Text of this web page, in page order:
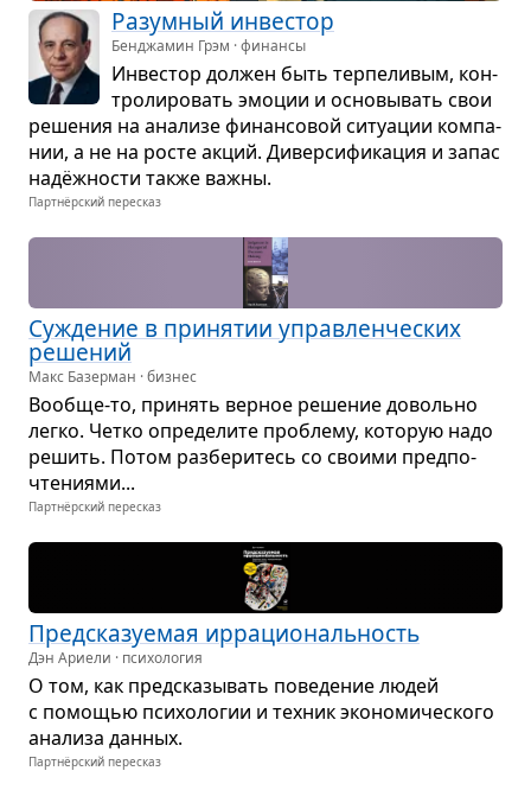
Разум­ный инве­стор
Бенджамин Грэм · финансы
Инве­стор дол­жен быть тер­пе­ли­вым, кон­
тро­ли­ро­вать эмо­ции и осно­вы­вать свои
реше­ния на ана­лизе финан­со­вой ситу­а­ции ком­па­
нии, а не на росте акций. Дивер­си­фи­ка­ция и запас
надёж­но­сти также важны.
Партнёрский пересказ
Сужде­ние в при­ня­тии управ­лен­че­ских
реше­ний
Макс Базерман · бизнес
Вообще-то, при­нять вер­ное реше­ние довольно
легко. Четко опре­де­лите про­блему, кото­рую надо
решить. Потом раз­бе­ри­тесь со сво­ими пред­по­
чте­ни­ями...
Партнёрский пересказ
Пред­ска­зу­е­мая ирра­ци­о­наль­ность
Дэн Ариели · психология
О том, как пред­ска­зы­вать пове­де­ние людей
с помо­щью пси­хо­ло­гии и тех­ник эко­но­ми­че­ского
ана­лиза дан­ных.
Партнёрский пересказ